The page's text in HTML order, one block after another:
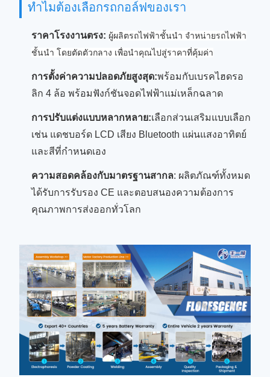
ทําไมต้องเลือกรถกอล์ฟของเรา
ราคาโรงงานตรง: ผู้ผลิตรถไฟฟ้าชั้นนํา จําหน่ายรถไฟฟ้า
ชั้นนํา โดยตัดตัวกลาง เพื่อนําคุณไปสู่ราคาที่คุ้มค่า
การตั้งค่าความปลอดภัยสูงสุด:พร้อมกับเบรคไฮดรอ
ลิก 4 ล้อ พร้อมฟังก์ชันจอดไฟฟ้าแม่เหล็กฉลาด
การปรับแต่งแบบหลากหลาย:เลือกส่วนเสริมแบบเลือก
เช่น แดชบอร์ด LCD เสียง Bluetooth แผ่นแสงอาทิตย์
และสีที่กําหนดเอง
ความสอดคล้องกับมาตรฐานสากล: ผลิตภัณฑ์ทั้งหมด
ได้รับการรับรอง CE และตอบสนองความต้องการ
คุณภาพการส่งออกทั่วโลก